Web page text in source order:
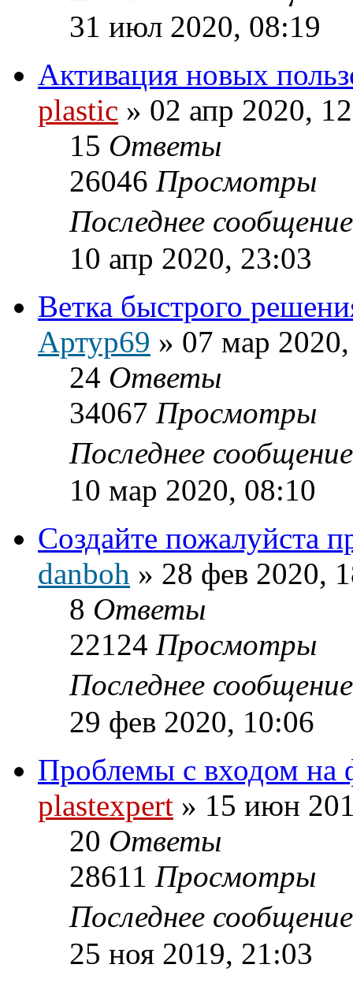
31 июл 2020, 08:19
Активация новых
plastic » 02 апр 2020,
15 Ответы
26046 Просмотры
Последнее
10 апр 2020, 23:03
Ветка быстрого
Артур69 » 07 мар
24 Ответы
34067 Просмотры
Последнее
10 мар 2020, 08:10
Создайте пожалуйста
danboh » 28 фев 2020,
8 Ответы
22124 Просмотры
Последнее
29 фев 2020, 10:06
Проблемы с входом на
plastexpert » 15 июн
20 Ответы
28611 Просмотры
Последнее
25 ноя 2019, 21:03